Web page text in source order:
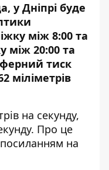
у Дніпрі буде
між 8:00 та
між 20:00 та
тиск
міліметрів
на секунду,
Про це
на